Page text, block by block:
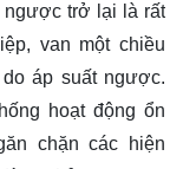
ngược trở lại là rất
van một chiều
áp suất ngược.
hoạt động ổn
chặn các hiện